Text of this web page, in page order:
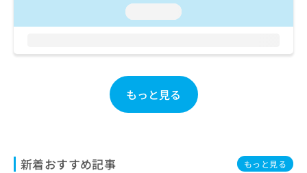
もっと見る
新着おすすめ記事 もっと見る